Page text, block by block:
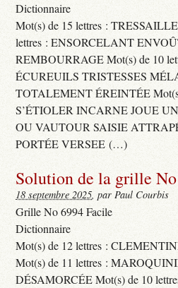
Dictionnaire
Mot(s) de 15 lettres :
lettres : ENSORCELANT
REMBOURRAGE Mot(s) de 10
ÉCUREUILS TRISTESSES
TOTALEMENT ÉREINTÉE
S’ÉTIOLER INCARNE JOUE
OU VAUTOUR SAISIE
PORTÉE VERSEE (…)
Solution de la grille
18 septembre 2025, par Paul Courbis
Grille No 6994 Facile
Dictionnaire
Mot(s) de 12 lettres :
Mot(s) de 11 lettres :
DÉSAMORCÉE Mot(s) de 10